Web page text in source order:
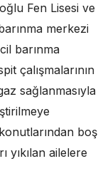
Fen Lisesi ve
merkezi
barınma
çalışmalarının
sağlanmasıyla
boş
yıkılan ailelere